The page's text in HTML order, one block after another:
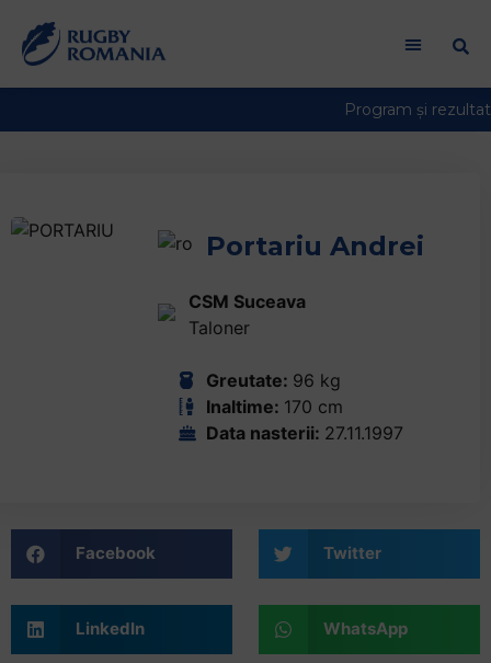
Portariu Andrei
CSM Suceava
Taloner
Greutate: 96 kg
Inaltime: 170 cm
Data nasterii: 27.11.1997
Facebook Twitter
LinkedIn WhatsApp